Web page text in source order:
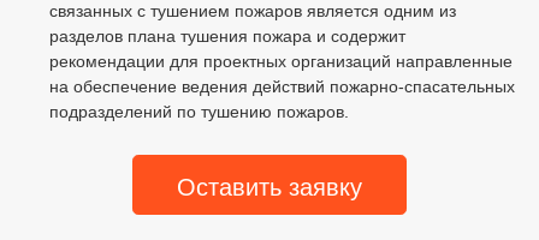
связанных с тушением пожаров является одним из
разделов плана тушения пожара и содержит
рекомендации для проектных организаций направленные
на обеспечение ведения действий пожарно-спасательных
подразделений по тушению пожаров.
Оставить заявку